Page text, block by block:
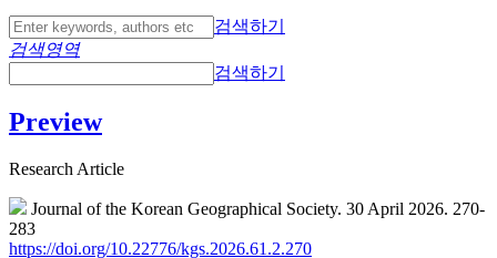
검색하기
검색영역
검색하기
Preview
Research Article
Journal of the Korean Geographical Society. 30 April 2026. 270-
283
https://doi.org/10.22776/kgs.2026.61.2.270